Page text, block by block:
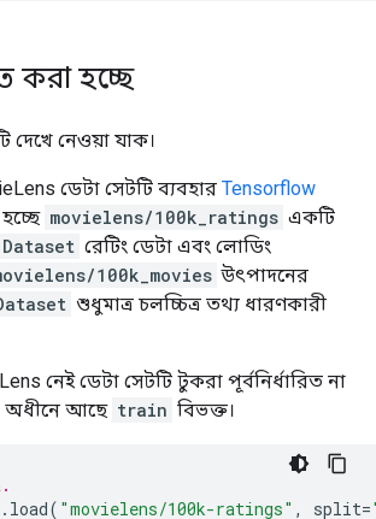
করা হচ্ছে
দেখে নেওয়া যাক।
ডেটা সেটটি ব্যবহার Tensorflow
movielens/100k_ratings একটি
রেটিং ডেটা এবং লোডিং
100k_movies উৎপাদনের
শুধুমাত্র চলচ্চিত্র তথ্য ধারণকারী
নেই ডেটা সেটটি টুকরা পূর্বনির্ধারিত না
অধীনে আছে train বিভক্ত।
. load( "movielens/100k-ratings" , split=